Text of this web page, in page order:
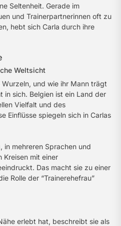
Seltenheit. Gerade im
und Trainerpartnerinnen oft zu
hebt sich Carla durch ihre
Weltsicht
und wie ihr Mann trägt
in sich. Belgien ist ein Land der
Vielfalt und des
Einflüsse spiegeln sich in Carlas
in mehreren Sprachen und
Kreisen mit einer
Das macht sie zu einer
Rolle der “Trainerehefrau”
erlebt hat, beschreibt sie als